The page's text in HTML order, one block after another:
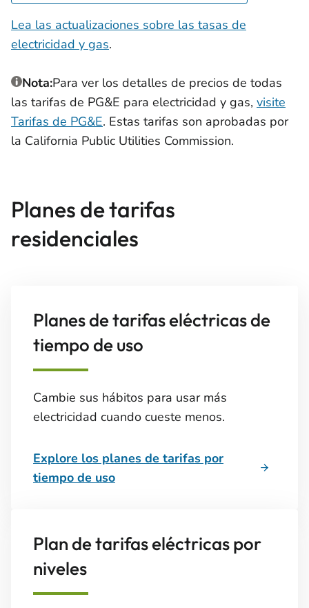
Lea las actualizaciones sobre las tasas de
electricidad y gas.
Nota:Para ver los detalles de precios de todas
las tarifas de PG&E para electricidad y gas, visite
Tarifas de PG&E. Estas tarifas son aprobadas por
la California Public Utilities Commission.
Planes de tarifas
residenciales
Planes de tarifas eléctricas de
tiempo de uso
Cambie sus hábitos para usar más
electricidad cuando cueste menos.
Explore los planes de tarifas por
tiempo de uso
Plan de tarifas eléctricas por
niveles